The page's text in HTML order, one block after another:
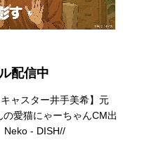
配信中
キャスター井手美希】元
愛猫にゃーちゃんCM出
- DISH//